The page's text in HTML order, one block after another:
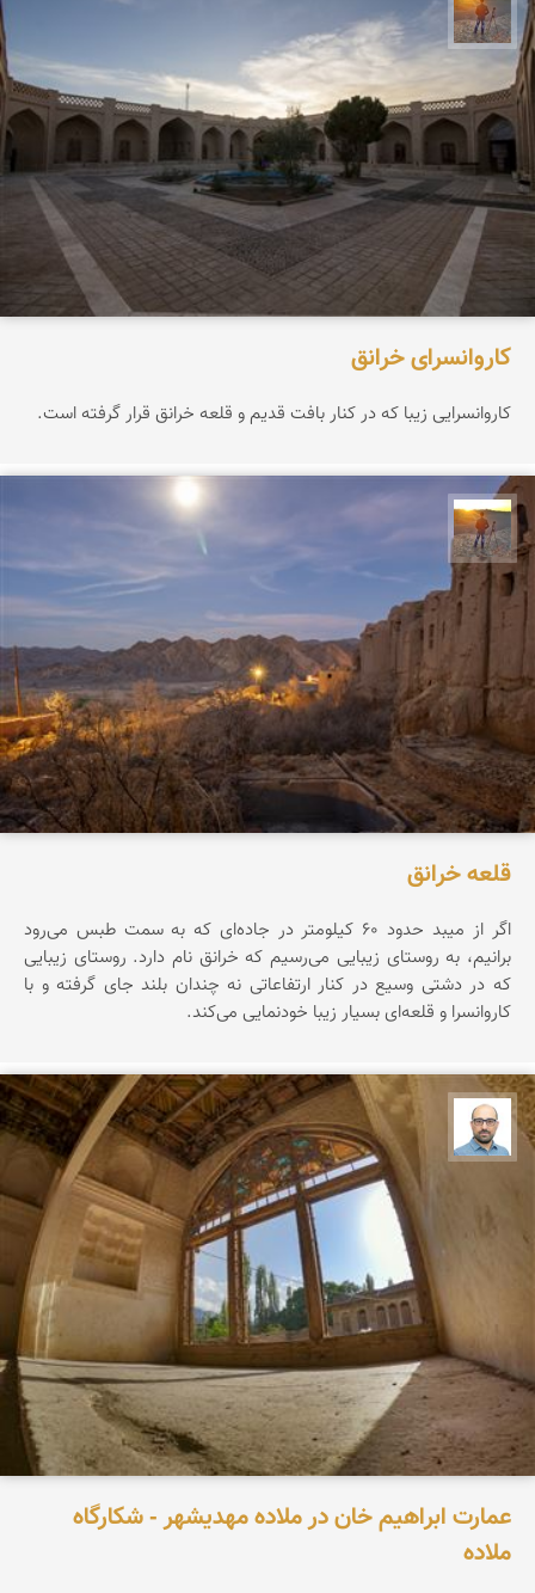
مهدی مخلصیان
کاروانسرای خرانق
کاروانسرایی زیبا که در کنار بافت قدیم و قلعه خرانق قرار گرفته است.
قلعه خرانق
اگر از میبد حدود ۶۰ کیلومتر در جاده‌ای که به سمت طبس می‌رود
برانیم، به روستای زیبایی می‌رسیم که خرانق نام دارد. روستای زیبایی
که در دشتی وسیع در کنار ارتفاعاتی نه چندان بلند جای گرفته و با
کاروانسرا و قلعه‌ای بسیار زیبا خودنمایی می‌کند.
بابک ارجمندی
عمارت ابراهیم خان در ملاده مهدیشهر - شکارگاه
ملاده